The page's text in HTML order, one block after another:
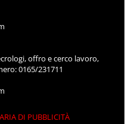
offro e cerco lavoro,
0165/231711
DI PUBBLICITÀ